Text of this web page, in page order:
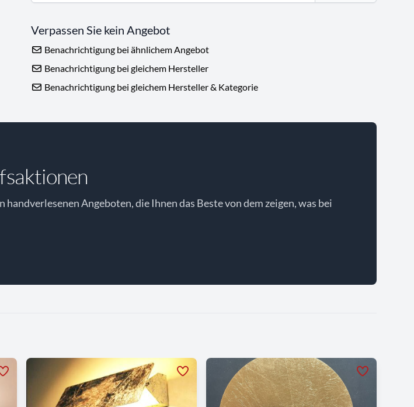
Verpassen Sie kein Angebot
Benachrichtigung bei ähnlichem Angebot
Benachrichtigung bei gleichem Hersteller
Benachrichtigung bei gleichem Hersteller & Kategorie
Angeboten, die Ihnen das Beste von dem zeigen, was bei